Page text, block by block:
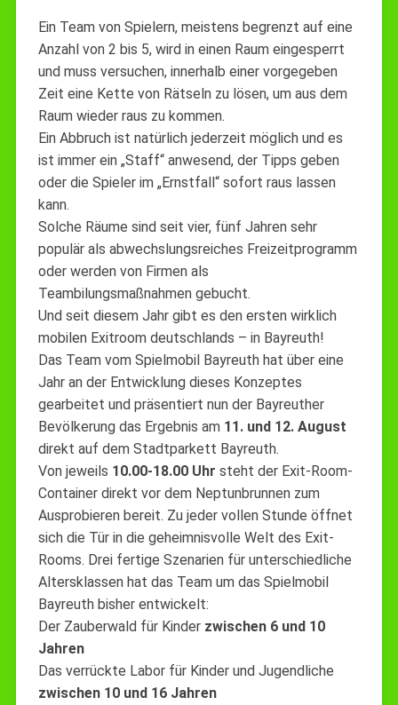
Ein Team von Spielern, meistens begrenzt auf eine
Anzahl von 2 bis 5, wird in einen Raum eingesperrt
und muss versuchen, innerhalb einer vorgegeben
Zeit eine Kette von Rätseln zu lösen, um aus dem
Raum wieder raus zu kommen.
Ein Abbruch ist natürlich jederzeit möglich und es
ist immer ein „Staff“ anwesend, der Tipps geben
oder die Spieler im „Ernstfall“ sofort raus lassen
kann.
Solche Räume sind seit vier, fünf Jahren sehr
populär als abwechslungsreiches Freizeitprogramm
oder werden von Firmen als
Teambilungsmaßnahmen gebucht.
Und seit diesem Jahr gibt es den ersten wirklich
mobilen Exitroom deutschlands – in Bayreuth!
Das Team vom Spielmobil Bayreuth hat über eine
Jahr an der Entwicklung dieses Konzeptes
gearbeitet und präsentiert nun der Bayreuther
Bevölkerung das Ergebnis am 11. und 12. August
direkt auf dem Stadtparkett Bayreuth.
Von jeweils 10.00-18.00 Uhr steht der Exit-Room-
Container direkt vor dem Neptunbrunnen zum
Ausprobieren bereit. Zu jeder vollen Stunde öffnet
sich die Tür in die geheimnisvolle Welt des Exit-
Rooms. Drei fertige Szenarien für unterschiedliche
Altersklassen hat das Team um das Spielmobil
Bayreuth bisher entwickelt:
Der Zauberwald für Kinder zwischen 6 und 10
Jahren
Das verrückte Labor für Kinder und Jugendliche
zwischen 10 und 16 Jahren